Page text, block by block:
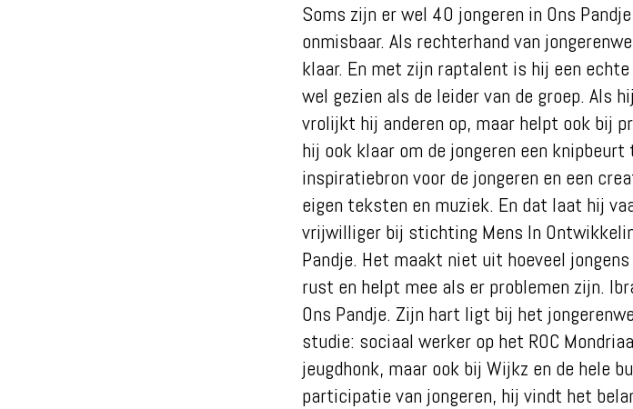
Soms zijn er wel 40 jongeren in Ons
onmisbaar. Als rechterhand van
klaar. En met zijn raptalent is hij een
wel gezien als de leider van de groep. Als
vrolijkt hij anderen op, maar helpt ook bij
hij ook klaar om de jongeren een
inspiratiebron voor de jongeren en een
eigen teksten en muziek. En dat laat hij
vrijwilliger bij stichting Mens In
Pandje. Het maakt niet uit hoeveel
rust en helpt mee als er problemen zijn.
Ons Pandje. Zijn hart ligt bij het
studie: sociaal werker op het ROC
jeugdhonk, maar ook bij Wijkz en de hele
participatie van jongeren, hij vindt het